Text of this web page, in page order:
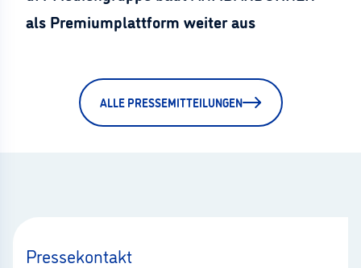
als Premiumplattform weiter aus
ALLE PRESSEMITTEILUNGEN
Pressekontakt